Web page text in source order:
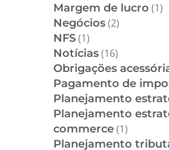
Margem de lucro (1)
Negócios(2)
NFS(1)
Notícias(16)
Obrigações
Pagamento de
Planejamento
Planejamento
commerce(1)
Planejamento